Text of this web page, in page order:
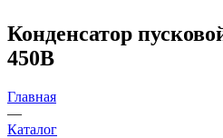
Конденсатор
450В
Главная
—
Каталог